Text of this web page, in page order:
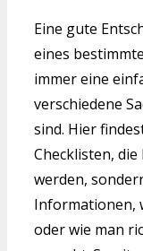
Eine gute
eines
immer eine
verschiedene
sind. Hier
Checklisten,
werden,
Informationen,
oder wie man